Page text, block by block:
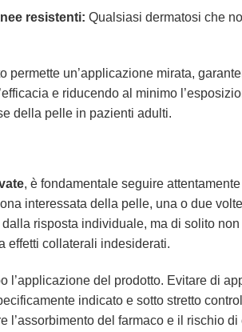
resistenti: Qualsiasi dermatosi che
permette un’applicazione mirata,
e riducendo al minimo
della pelle in pazienti adulti.
, è fondamentale seguire
interessata della pelle, una o due
risposta individuale, ma di solito
effetti collaterali indesiderati.
l’applicazione del prodotto. Evitare di
indicato e sotto stretto
l’assorbimento del farmaco e il rischio